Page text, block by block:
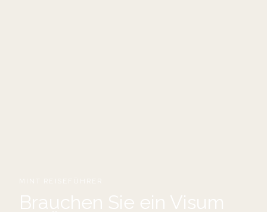
Brauchen Sie ein Visum